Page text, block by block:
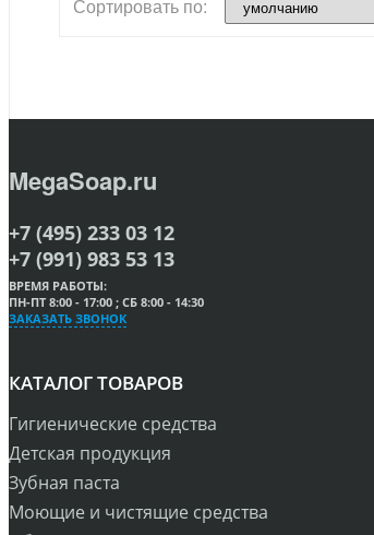
Сортировать по:
MegaSoap.ru
+7 (495) 233 03 12
+7 (991) 983 53 13
ВРЕМЯ РАБОТЫ:
ПН-ПТ 8:00 - 17:00 ; СБ 8:00 - 14:30
ЗАКАЗАТЬ ЗВОНОК
КАТАЛОГ ТОВАРОВ
Гигиенические средства
Детская продукция
Зубная паста
Моющие и чистящие средства